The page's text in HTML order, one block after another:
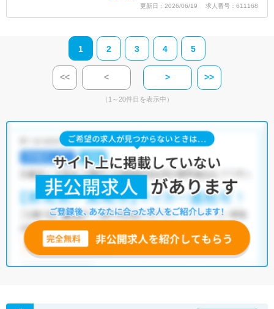
更新日：2026/06/19 求人番号：611168
1 2 3 4 5
<< < > >>
（1～20件目を表示中）